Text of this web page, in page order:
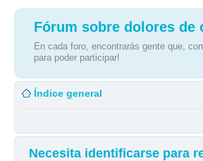
Fórum sobre dolores de
En cada foro, encontrarás gente que,
para poder participar!
Índice general
Necesita identificarse para